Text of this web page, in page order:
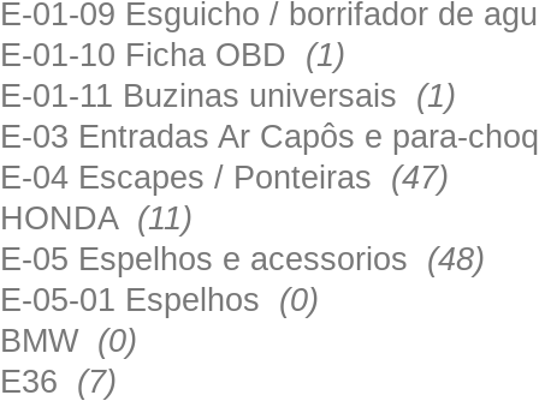
E-01-09 Esguicho / borrifador de
E-01-10 Ficha OBD (1)
E-01-11 Buzinas universais (1)
E-03 Entradas Ar Capôs e para-
E-04 Escapes / Ponteiras (47)
HONDA (11)
E-05 Espelhos e acessorios (48)
E-05-01 Espelhos (0)
BMW (0)
E36 (7)